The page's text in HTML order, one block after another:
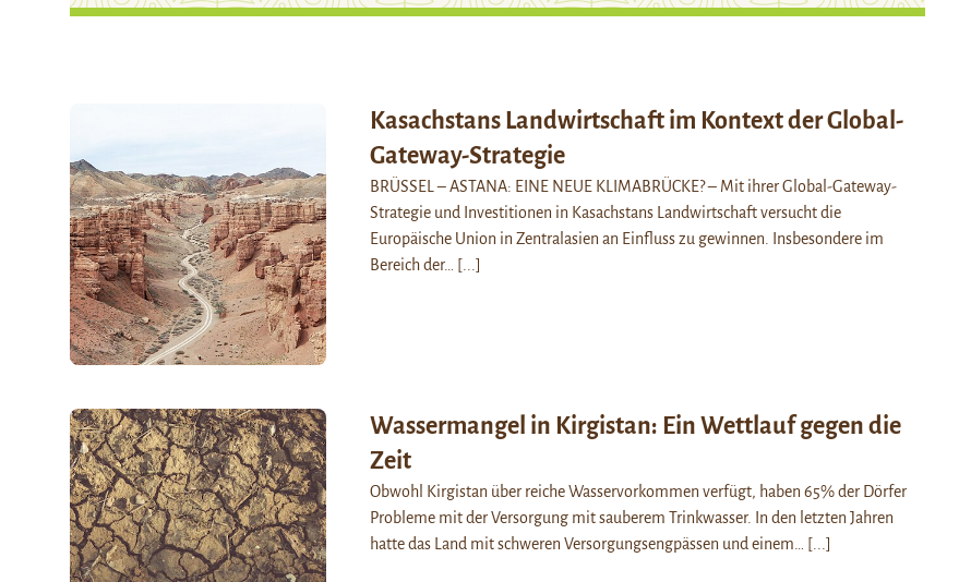
Kasachstans Landwirtschaft im Kontext der Global-
Gateway-Strategie
BRÜSSEL – ASTANA: EINE NEUE KLIMABRÜCKE? – Mit ihrer Global-Gateway-
Strategie und Investitionen in Kasachstans Landwirtschaft versucht die
Europäische Union in Zentralasien an Einfluss zu gewinnen. Insbesondere im
Bereich der…
[...]
Wassermangel in Kirgistan: Ein Wettlauf gegen die
Zeit
Obwohl Kirgistan über reiche Wasservorkommen verfügt, haben 65% der Dörfer
Probleme mit der Versorgung mit sauberem Trinkwasser. In den letzten Jahren
hatte das Land mit schweren Versorgungsengpässen und einem…
[...]